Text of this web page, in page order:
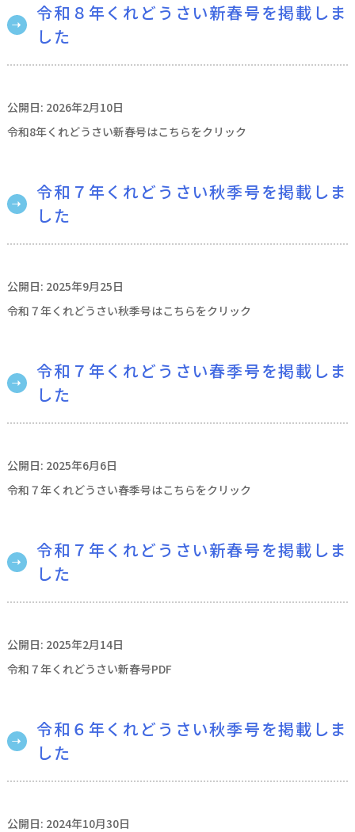
令和８年くれどうさい新春号を掲載しま
した
公開日: 2026年2月10日
令和8年くれどうさい新春号はこちらをクリック
令和７年くれどうさい秋季号を掲載しま
した
公開日: 2025年9月25日
令和７年くれどうさい秋季号はこちらをクリック
令和７年くれどうさい春季号を掲載しま
した
公開日: 2025年6月6日
令和７年くれどうさい春季号はこちらをクリック
令和７年くれどうさい新春号を掲載しま
した
公開日: 2025年2月14日
令和７年くれどうさい新春号PDF
令和６年くれどうさい秋季号を掲載しま
した
公開日: 2024年10月30日